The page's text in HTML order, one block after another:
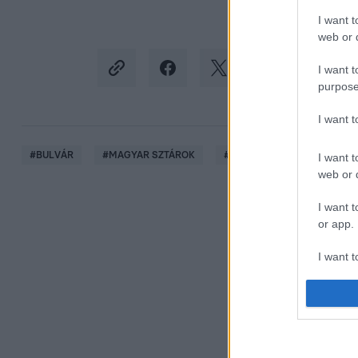
I want
web or
I want
I want
I want
web or
I want
or app.
I want
I want
#BULVÁR #MAGYAR SZTÁROK # BYEALEX